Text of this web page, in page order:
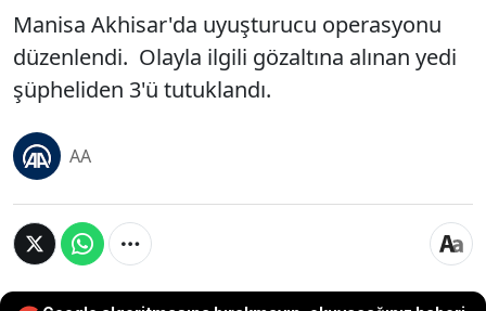
Manisa Akhisar'da uyuşturucu operasyonu
düzenlendi. Olayla ilgili gözaltına alınan yedi
şüpheliden 3'ü tutuklandı.
AA